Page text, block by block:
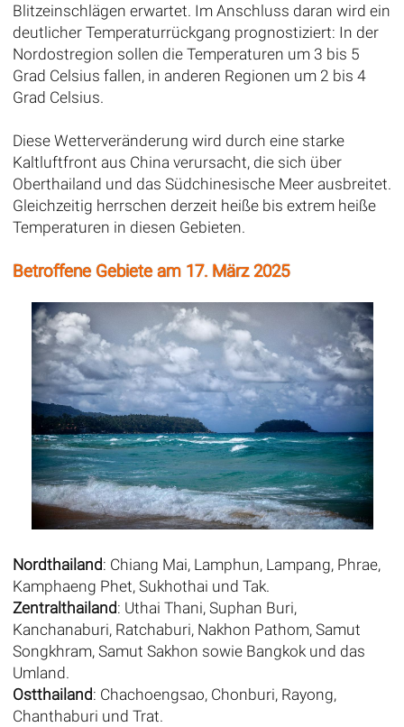
Blitzeinschlägen erwartet. Im Anschluss daran wird ein
deutlicher Temperaturrückgang prognostiziert: In der
Nordostregion sollen die Temperaturen um 3 bis 5
Grad Celsius fallen, in anderen Regionen um 2 bis 4
Grad Celsius.
Diese Wetterveränderung wird durch eine starke
Kaltluftfront aus China verursacht, die sich über
Oberthailand und das Südchinesische Meer ausbreitet.
Gleichzeitig herrschen derzeit heiße bis extrem heiße
Temperaturen in diesen Gebieten.
Betroffene Gebiete am 17. März 2025
Nordthailand: Chiang Mai, Lamphun, Lampang, Phrae,
Kamphaeng Phet, Sukhothai und Tak.
Zentralthailand: Uthai Thani, Suphan Buri,
Kanchanaburi, Ratchaburi, Nakhon Pathom, Samut
Songkhram, Samut Sakhon sowie Bangkok und das
Umland.
Ostthailand: Chachoengsao, Chonburi, Rayong,
Chanthaburi und Trat.